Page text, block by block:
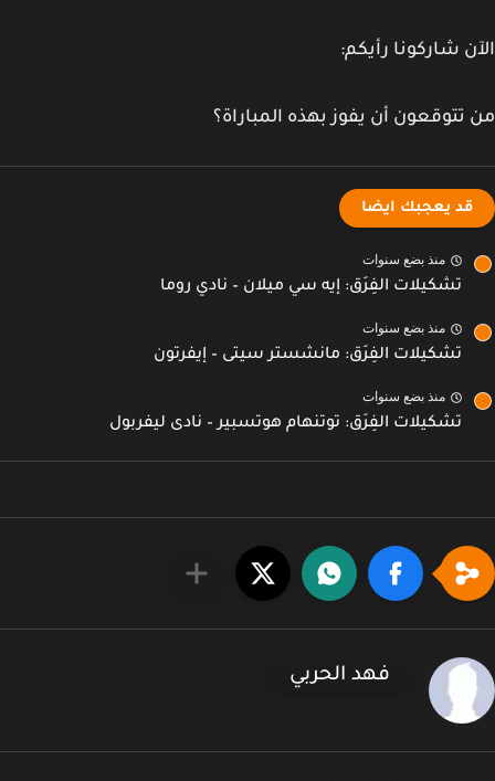
شاركونا رأيكم:
أن يفوز بهذه المباراة؟
قد يعجبك ايضا
منذ بضع سنوات
تشكيلات الفِرَق: إيه سي ميلان – نادي روما
منذ بضع سنوات
تشكيلات الفِرَق: مانشستر سيتى – إيفرتون
منذ بضع سنوات
تشكيلات الفِرَق: توتنهام هوتسبير – نادى ليفربول
فهد الحربي